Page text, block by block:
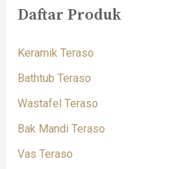
Daftar Produk
Keramik Teraso
Bathtub Teraso
Wastafel Teraso
Bak Mandi Teraso
Vas Teraso